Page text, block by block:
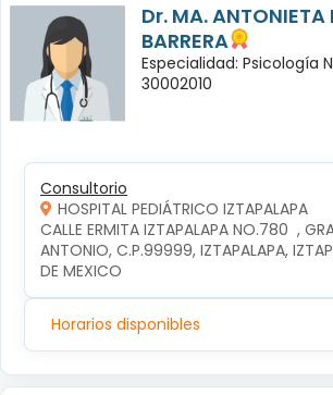
Dr. MA. ANTONIETA
BARRERA
Especialidad: Psicología
30002010
Consultorio
HOSPITAL PEDIÁTRICO IZTAPALAPA
CALLE ERMITA IZTAPALAPA NO.780  ,
ANTONIO, C.P.99999, IZTAPALAPA,
DE MEXICO
Horarios disponibles